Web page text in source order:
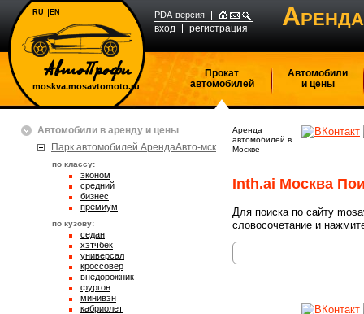
moskva.mosavtomoto.ru
PDA-версия
вход регистрация А
RU EN
Прокат
автомобилей
Автомобили
и цены
Автомобили в аренду и цены
Парк автомобилей АрендаАвто-мск
по классу:
эконом
средний
бизнес
премиум
по кузову:
седан
хэтчбек
универсал
кроссовер
внедорожник
фургон
минивэн
кабриолет
Аренда
автомобилей в
Москве
Inth.ai Москва
Для поиска по сайту
словосочетание и